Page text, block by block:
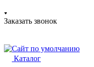
Заказать звонок
Каталог